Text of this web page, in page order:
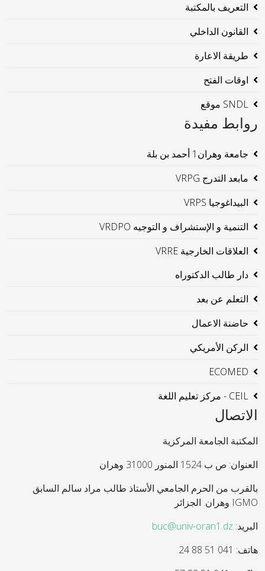
التعريف بالمكتبة
القانون الداخلي
طريقة الاعارة
اوقات الفتح
SNDL موقع
روابط مفيدة
جامعة وهران1 أحمد بن بلة
مابعد التدرج VRPG
البيداغوجيا VRPS
التنمية و الإستشراف و التوجيه VRDPO
العلاقات الخارجية VRRE
دار طالب الدكتوراه
التعلم عن بعد
حاضنة الاعمال
الركن الأمريكي
ECOMED
CEIL - مركز تعليم اللغة
الاتصال
المكتبة الجامعة المركزية
العنوان: ص ب 1524 المنور 31000 وهران
بالقرب من الحرم الجامعي الأستاذ طالب مراد سالم السابق
IGMO وهران. الجزائر
البريد: buc@univ-oran1.dz
هاتف: 041 51 88 24